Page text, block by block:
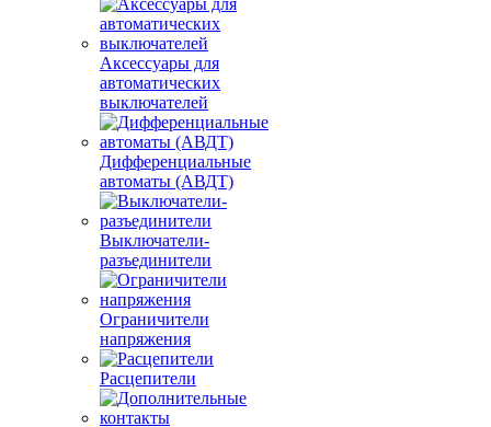
Аксессуары для
автоматических
выключателей
Дифференциальные
автоматы (АВДТ)
Выключатели-
разъединители
Ограничители
напряжения
Расцепители